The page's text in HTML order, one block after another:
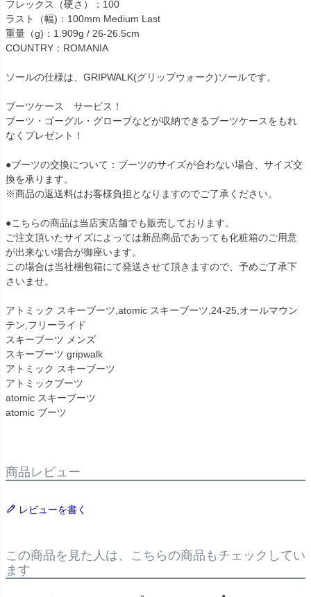
フレックス（硬さ）：100
ラスト（幅)：100mm Medium Last
重量（g)：1.909g / 26-26.5cm
COUNTRY：ROMANIA
ソールの仕様は、GRIPWALK(グリップウォーク)ソールです。
ブーツケース サービス！
ブーツ・ゴーグル・グローブなどが収納できるブーツケースをもれ
なくプレゼント！
●ブーツの交換について：ブーツのサイズが合わない場合、サイズ交
換を承ります。
※商品の返送料はお客様負担となりますのでご了承ください。
●こちらの商品は当店実店舗でも販売しております。
ご注文頂いたサイズによっては新品商品であっても化粧箱のご用意
が出来ない場合が御座います。
この場合は当社梱包箱にて発送させて頂きますので、予めご了承下
さいませ。
アトミック スキーブーツ,atomic スキーブーツ,24-25,オールマウン
テン,フリーライド
スキーブーツ メンズ
スキーブーツ gripwalk
アトミック スキーブーツ
アトミックブーツ
atomic スキーブーツ
atomic ブーツ
商品レビュー
レビューを書く
この商品を見た人は、こちらの商品もチェックしてい
ます